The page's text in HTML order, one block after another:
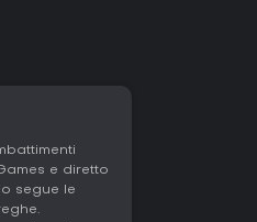
e diretto
segue le